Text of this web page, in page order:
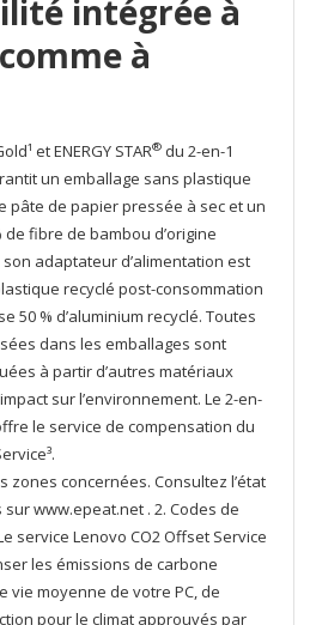
intégrée à
à
et ENERGY STAR®du 2-en-1
un emballage sans plastique
pâte de papier pressée à sec et un
fibre de bambou d’origine
adaptateur d’alimentation est
recyclé post-consommation
50 % d’aluminium recyclé. Toutes
dans les emballages sont
à partir d’autres matériaux
sur l’environnement. Le 2-en-
le service de compensation du
zones concernées. Consultez l’état
www.epeat.net . 2. Codes de
service Lenovo CO2 Offset Service
les émissions de carbone
vie moyenne de votre PC, de
pour le climat approuvés par